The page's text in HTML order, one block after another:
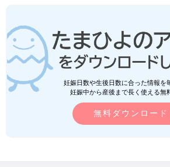
妊娠日数や生後日数に合った情報を
妊娠中から産後まで長く使える無
無料ダウンロード